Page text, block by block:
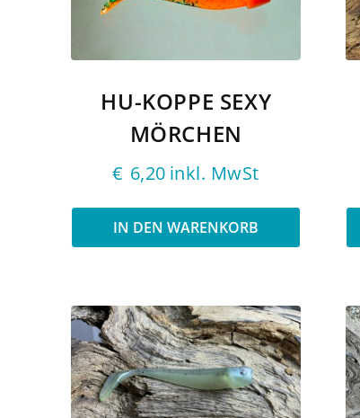
HU-KOPPE SEXY
MÖRCHEN
€ 6,20 inkl. MwSt
IN DEN WARENKORB